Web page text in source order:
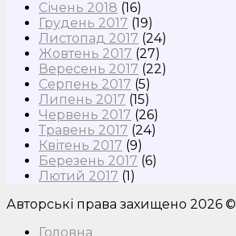
Січень 2018 (16)
Грудень 2017 (19)
Листопад 2017 (24)
Жовтень 2017 (27)
Вересень 2017 (22)
Серпень 2017 (5)
Липень 2017 (15)
Червень 2017 (26)
Травень 2017 (24)
Квітень 2017 (9)
Березень 2017 (6)
Лютий 2017 (1)
Авторські права захищено 2026 ©
Головна